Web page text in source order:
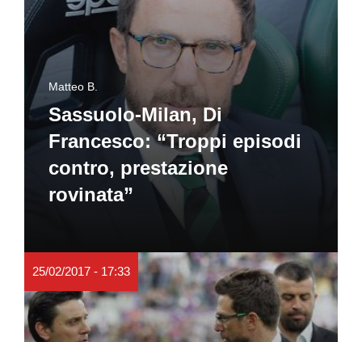
Matteo B.
Sassuolo-Milan, Di
Francesco: “Troppi episodi
contro, prestazione
rovinata”
25/02/2017 - 17:33